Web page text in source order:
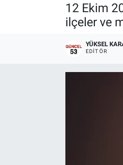
12 Ekim
ilçeler ve
YÜKSEL
EDITÖR